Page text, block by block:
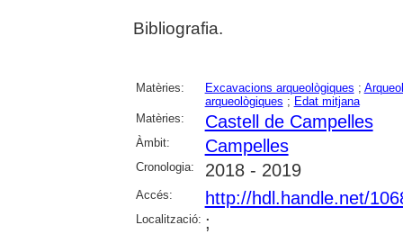
Bibliografia.
Matèries: Excavacions arqueològiques ;
arqueològiques ; Edat mitjana
Matèries:
Castell de Campelles
Àmbit: Campelles
Cronologia: 2018 - 2019
Accés: http://hdl.handle.net/
Localització: ;